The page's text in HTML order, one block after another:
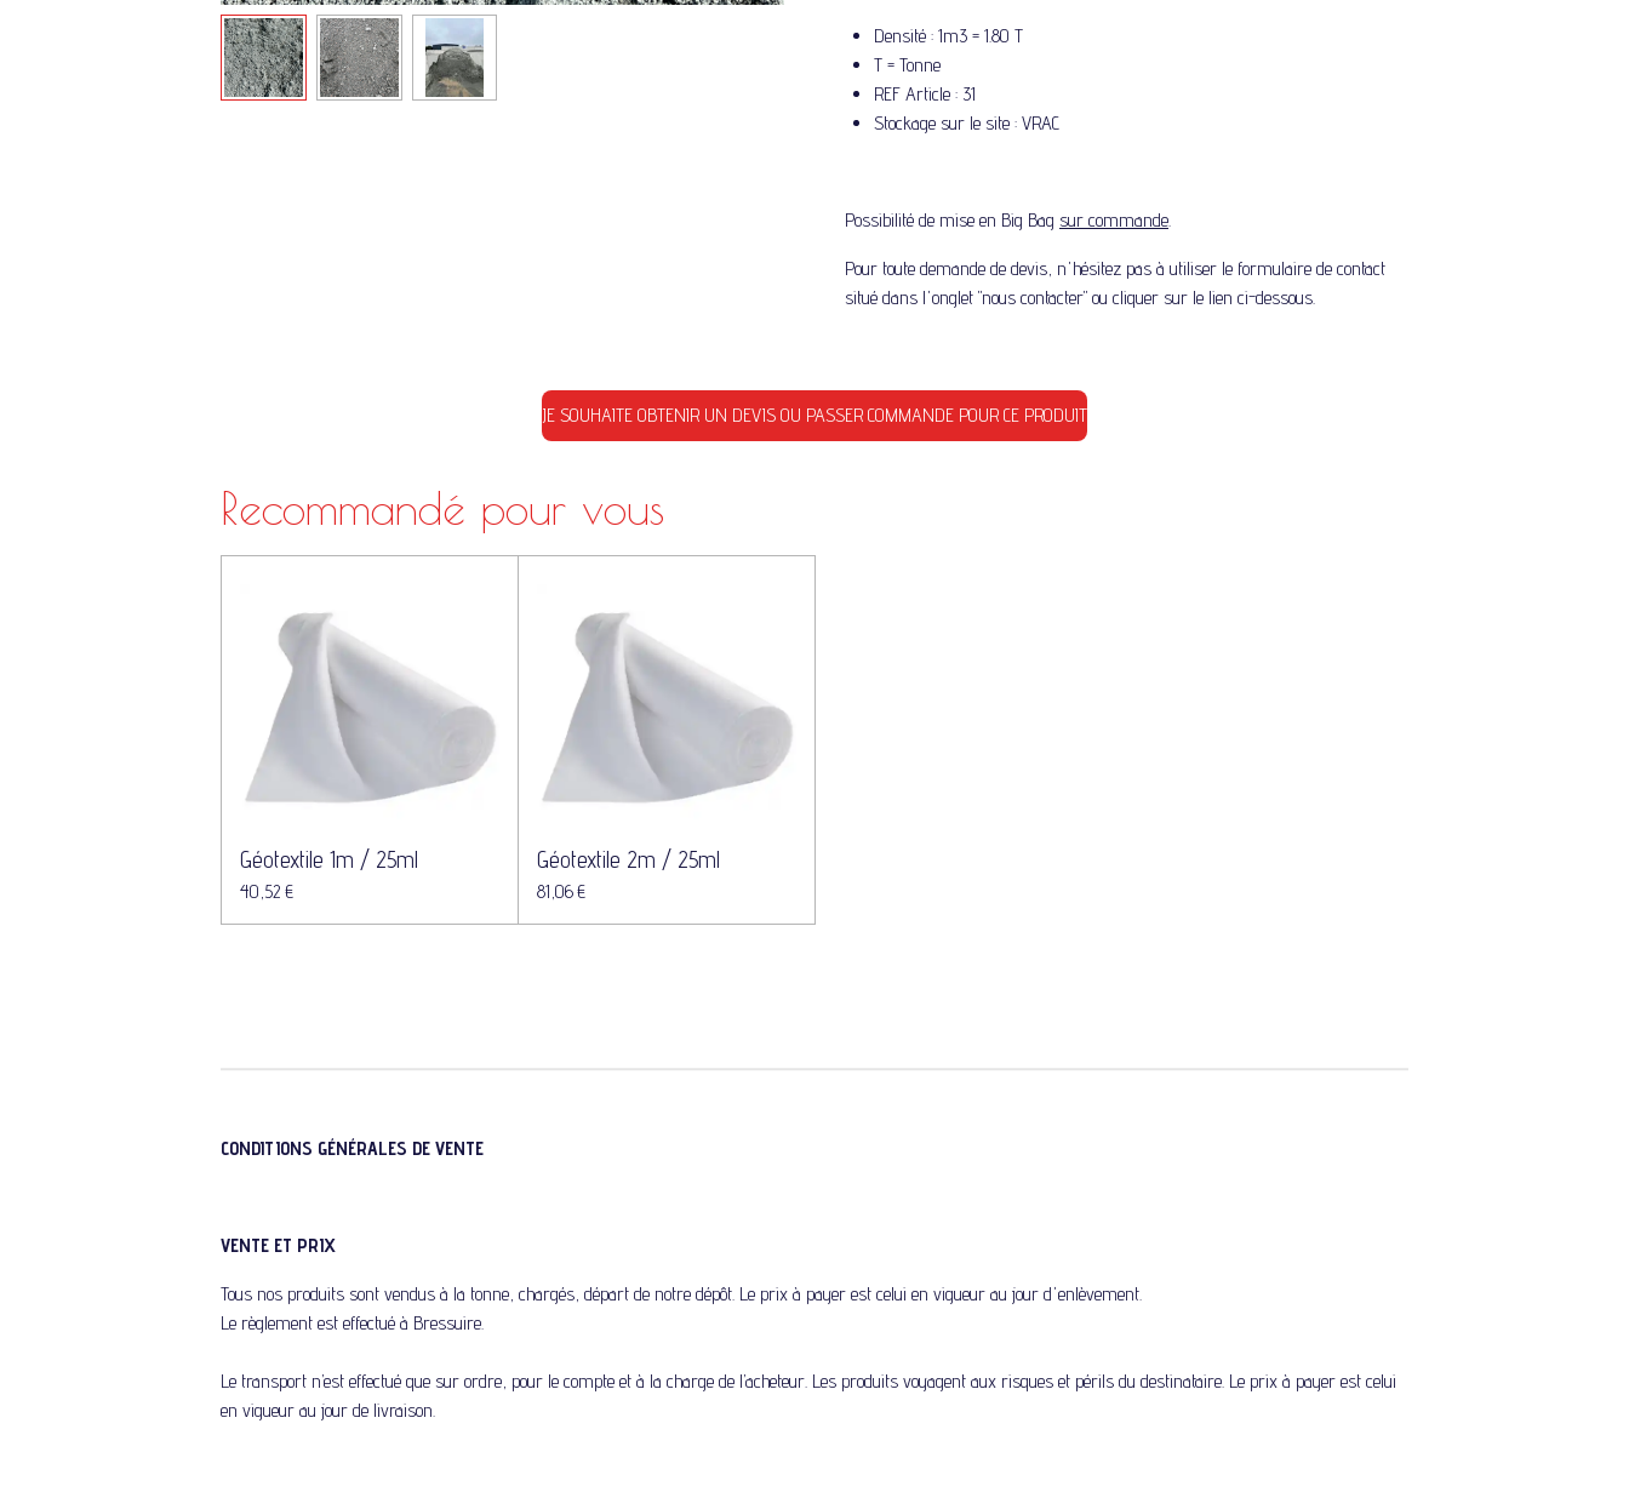
Densité : 1m3 = 1.80 T
T = Tonne
REF Article : 31
Stockage sur le site : VRAC
Possibilité de mise en Big Bag sur commande
Pour toute demande de devis, n'hésitez pas à utiliser le formulaire de contact
situé dans l'onglet "nous contacter" ou cliquer sur le lien ci-dessous.
JE SOUHAITE OBTENIR UN DEVIS OU PASSER COMMANDE POUR CE PRODUIT
Recommandé pour vous
Géotextile 1m / 25ml
40,52 €
Géotextile 2m / 25ml
81,06 €
CONDITIONS GÉNÉRALES DE VENTE
VENTE ET PRIX
Tous nos produits sont vendus à la tonne, chargés, départ de notre dépôt. Le prix à payer est celui en vigueur au jour d'enlèvement.
Le règlement est effectué à Bressuire.
Le transport n’est effectué que sur ordre, pour le compte et à la charge de l’acheteur. Les produits voyagent aux risques et périls du destinataire. Le prix à payer est celui
en vigueur au jour de livraison.